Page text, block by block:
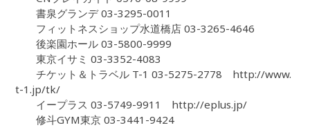
書泉グランデ 03-3295-0011
フィットネスショップ水道橋店 03-3265-4646
後楽園ホール 03-5800-9999
東京イサミ 03-3352-4083
チケット＆トラベル T-1 03-5275-2778 http://www.
t-1.jp/tk/
イープラス 03-5749-9911 http://eplus.jp/
修斗GYM東京 03-3441-9424